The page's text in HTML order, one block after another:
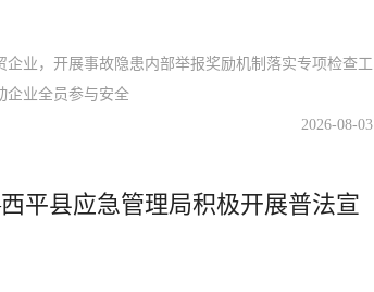
业，开展事故隐患内部举报奖励机制落实专项检查工
企业全员参与安全
2026-08-03
平县应急管理局积极开展普法宣